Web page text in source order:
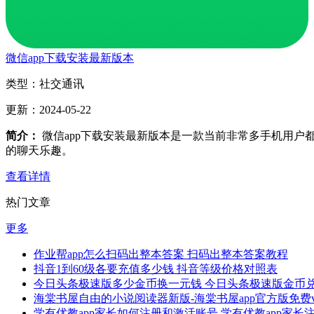
微信app下载安装最新版本
类型： 社交通讯
更新： 2024-05-22
简介： 微信app下载安装最新版本是一款当前非常多手机用
的聊天乐趣。
查看详情
热门文章
更多
作业帮app怎么扫码出整本答案 扫码出整本答案教程
抖音1到60级各要充值多少钱 抖音等级价格对照表
今日头条极速版多少金币换一元钱 今日头条极速版金币
海棠书屋自由的小说阅读器新版-海棠书屋app官方版免费